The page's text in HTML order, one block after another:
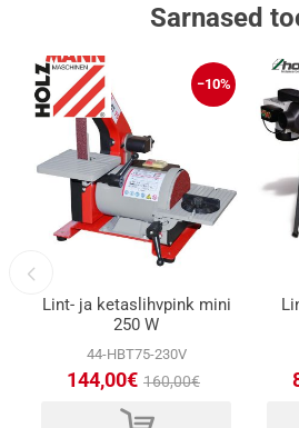
Sarnased
−10%
Lint- ja ketaslihvpink mini
250 W
44-HBT75-230V
144,00€ 160,00€